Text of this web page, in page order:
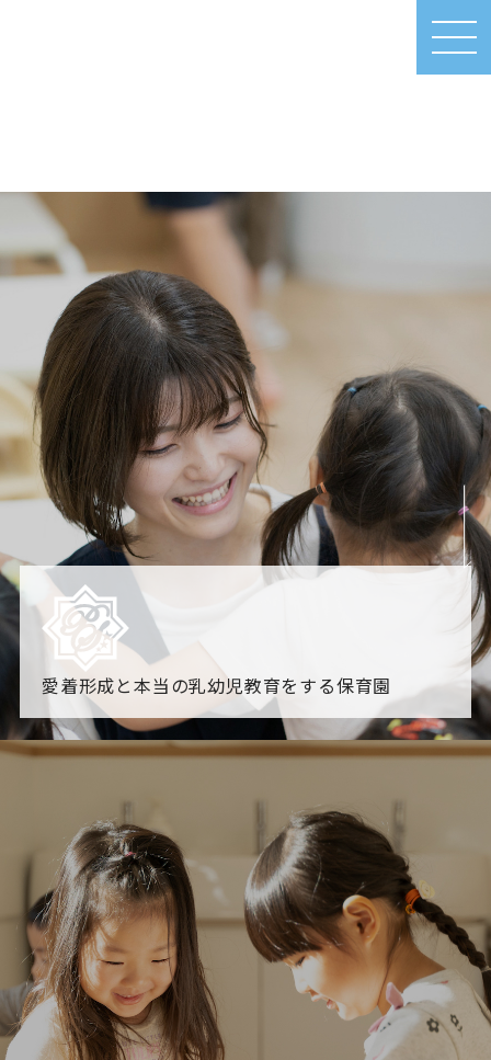
MEN
U
愛着形成と本当の乳幼児教育をする保育園
園からのお知らせ
「すくすく子育て」でリトルスター保育園が紹介されま
各園のブログ
2026.08.06 赤しそジュース作り～にじ組～2026.08.0
5 【そら組】誕生会
一覧を見る